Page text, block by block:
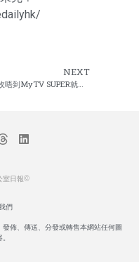
NEXT
佢話收唔到MyTV SUPER就搵東張西望
室日報©
們
佈、傳送、分發或轉售本網站任何圖